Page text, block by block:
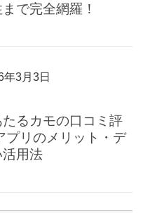
で完全網羅！
3月3日
たるカモの口コミ評
プリのメリット・デ
活用法